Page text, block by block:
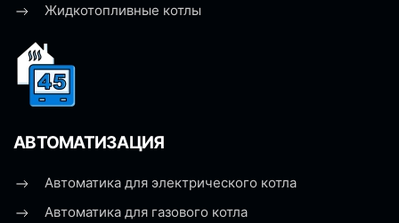
Жидкотопливные котлы
АВТОМАТИЗАЦИЯ
Автоматика для электрического котла
Автоматика для газового котла